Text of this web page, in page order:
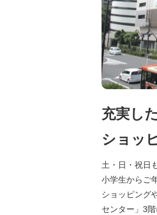
充実し
ショッ
土・日・祝日
小学生からご
ショッピング
センター」3階